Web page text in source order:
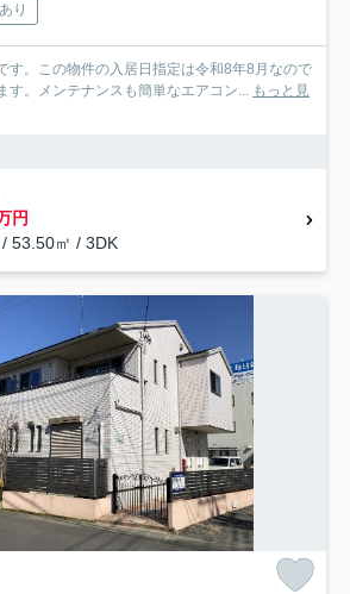
り
す。この物件の入居日指定は令和8年8月なので
す。メンテナンスも簡単なエアコン... もっと見
円
53.50㎡ / 3DK